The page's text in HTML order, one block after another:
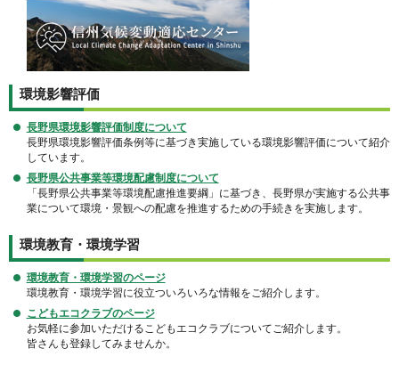
環境影響評価
長野県環境影響評価制度について
長野県環境影響評価条例等に基づき実施している環境影響評価について紹介
しています。
長野県公共事業等環境配慮制度について
「長野県公共事業等環境配慮推進要綱」に基づき、長野県が実施する公共事
業について環境・景観への配慮を推進するための手続きを実施します。
環境教育・環境学習
環境教育・環境学習のページ
環境教育・環境学習に役立ついろいろな情報をご紹介します。
こどもエコクラブのページ
お気軽に参加いただけるこどもエコクラブについてご紹介します。
皆さんも登録してみませんか。